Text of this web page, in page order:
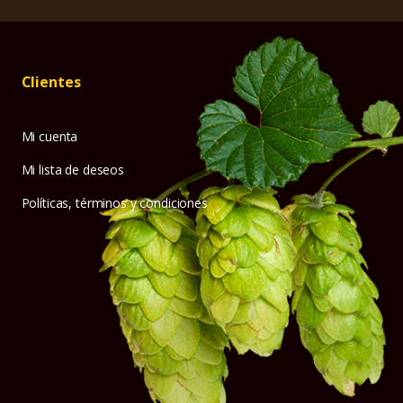
Clientes
Mi cuenta
Mi lista de deseos
Políticas, términos y condiciones